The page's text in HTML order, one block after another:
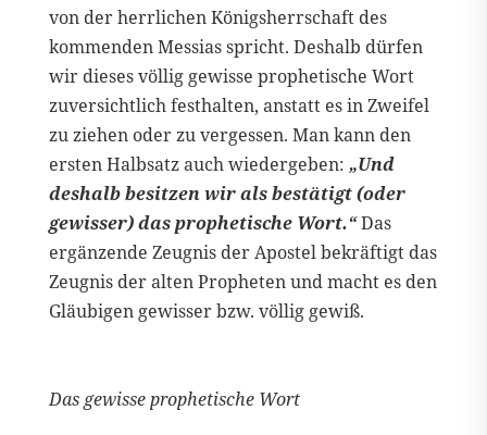
von der herrlichen Königsherrschaft des
kommenden Messias spricht. Deshalb dürfen
wir dieses völlig gewisse prophetische Wort
zuversichtlich festhalten, anstatt es in Zweifel
zu ziehen oder zu vergessen. Man kann den
ersten Halbsatz auch wiedergeben: „Und
deshalb besitzen wir als bestätigt (oder
gewisser) das prophetische Wort.“Das
ergänzende Zeugnis der Apostel bekräftigt das
Zeugnis der alten Propheten und macht es den
Gläubigen gewisser bzw. völlig gewiß.
Das gewisse prophetische Wort